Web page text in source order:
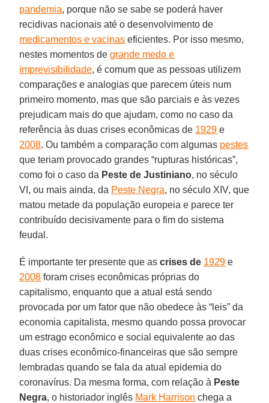
pandemia, porque não se sabe se poderá haver
recidivas nacionais até o desenvolvimento de
medicamentos e vacinas eficientes. Por isso mesmo,
nestes momentos degrande medo e
imprevisibilidade, é comum que as pessoas utilizem
comparações e analogias que parecem úteis num
primeiro momento, mas que são parciais e às vezes
prejudicam mais do que ajudam, como no caso da
referência às duas crises econômicas de 1929 e
2008. Ou também a comparação com algumas pestes
que teriam provocado grandes “rupturas históricas”,
como foi o caso da Peste de Justiniano, no século
VI, ou mais ainda, da Peste Negra, no século XIV, que
matou metade da população europeia e parece ter
contribuído decisivamente para o fim do sistema
feudal.
É importante ter presente que ascrises de 1929 e
2008 foram crises econômicas próprias do
capitalismo, enquanto que a atual está sendo
provocada por um fator que não obedece às “leis” da
economia capitalista, mesmo quando possa provocar
um estrago econômico e social equivalente ao das
duas crises econômico-financeiras que são sempre
lembradas quando se fala da atual epidemia do
coronavírus. Da mesma forma, com relação à Peste
Negra, o historiador inglês Mark Harrison chega a